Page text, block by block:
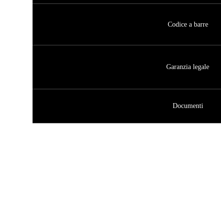
Codice a barre
Garanzia legale
Documenti